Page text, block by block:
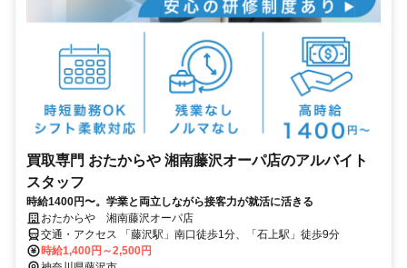
買取専門 おたからや 湘南藤沢オーパ店のアルバイト
スタッフ
時給1400円〜。学業と両立しながら接客力が就活に活きる
おたからや 湘南藤沢オーパ店
交通・アクセス 「藤沢駅」南口徒歩1分、「石上駅」徒歩9分
時給1,400円～2,500円